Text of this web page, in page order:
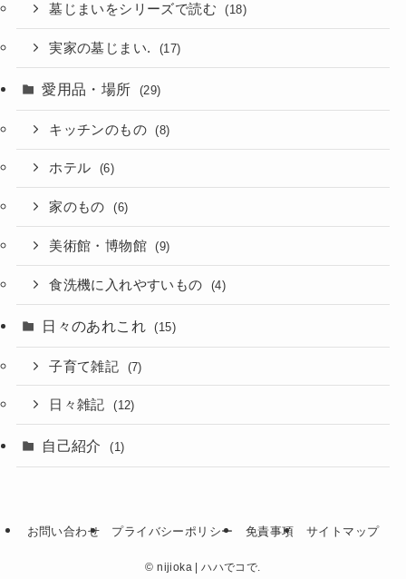
墓じまいをシリーズで読む (18)
実家の墓じまい. (17)
愛用品・場所 (29)
キッチンのもの (8)
ホテル (6)
家のもの (6)
美術館・博物館 (9)
食洗機に入れやすいもの (4)
日々のあれこれ (15)
子育て雑記 (7)
日々雑記 (12)
自己紹介 (1)
お問い合わせ プライバシーポリシー 免責事項 サイトマップ
© nijioka | ハハでコで.